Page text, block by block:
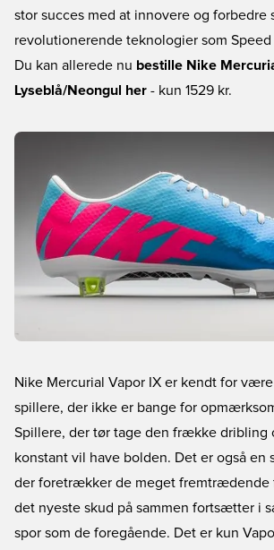
stor succes med at innovere og forbedre
revolutionerende teknologier som Speed
Du kan allerede nu bestille Nike
Lyseblå/Neongul her - kun 1529 kr.
Nike Mercurial Vapor IX er kendt for
spillere, der ikke er bange for
Spillere, der tør tage den frække dribling
konstant vil have bolden. Det er også en
der foretrækker de meget fremtrædende
det nyeste skud på sammen fortsætter i
spor som de foregående. Det er kun